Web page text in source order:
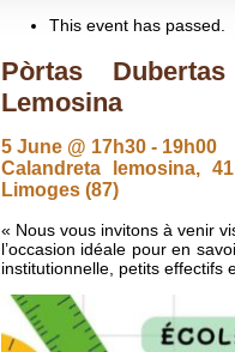
This event has passed.
Pòrtas
Lemosina
5 June @ 17h30 - 19h00
Calandreta lemosina,
Limoges (87)
« Nous vous invitons à venir
l’occasion idéale pour en
institutionnelle, petits effectifs